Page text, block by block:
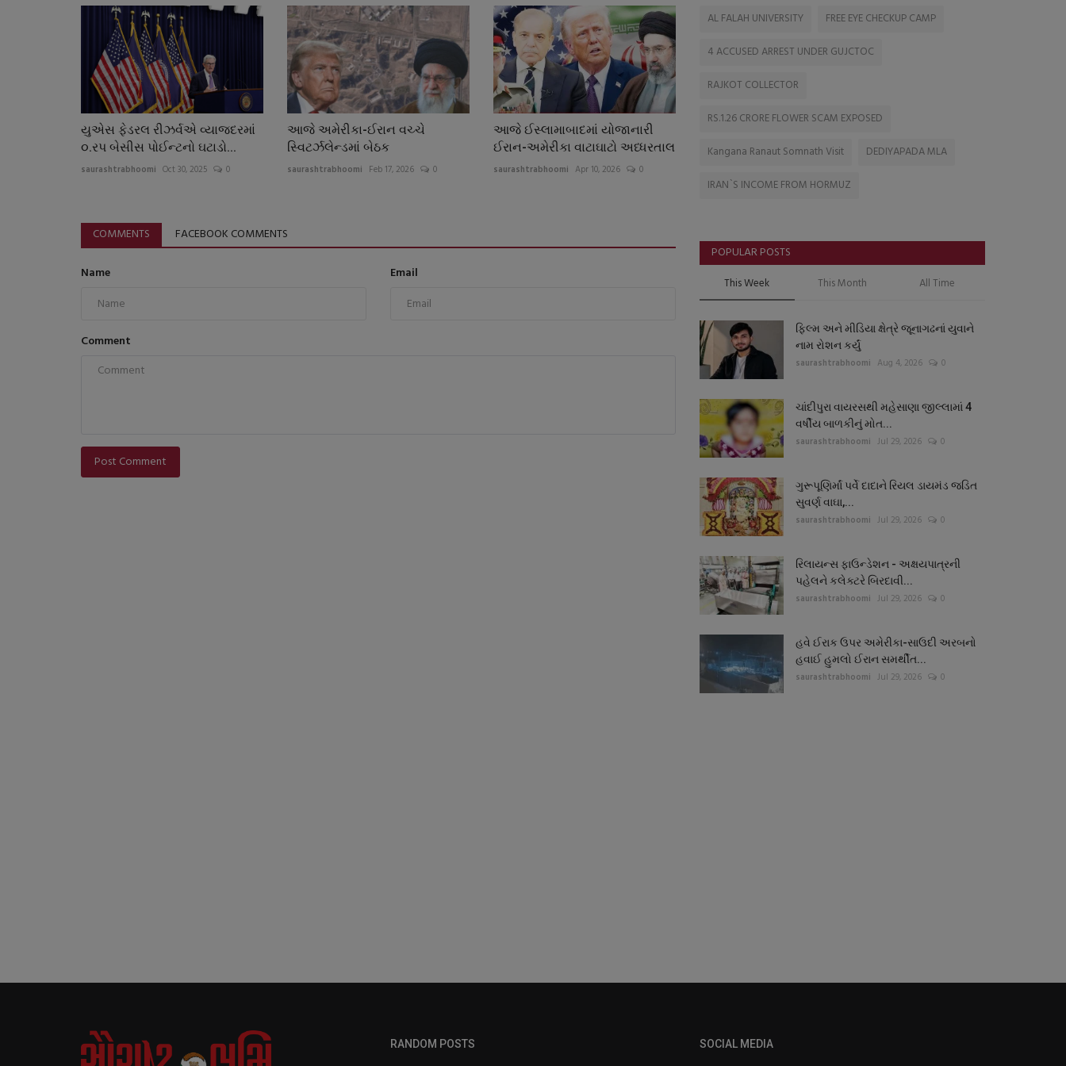
યુએસ ફેડરલ રીઝર્વએ વ્યાજદરમાં
૦.રપ બેસીસ પોઈન્ટનો ઘટાડો...
saurashtrabhoomi Oct 30, 2025 0
આજે અમેરીકા-ઈરાન વચ્ચે
સ્વિટર્ઝલેન્ડમાં બેઠક
saurashtrabhoomi Feb 17, 2026 0
આજે ઈસ્લામાબાદમાં યોજાનારી
ઈરાન-અમેરીકા વાટાઘાટો અધ્ધરતાલ
saurashtrabhoomi Apr 10, 2026 0
COMMENTS FACEBOOK COMMENTS
Name Email
Comment
Post Comment
AL FALAH UNIVERSITY
FREE EYE CHECKUP CAMP
4 ACCUSED ARREST UNDER GUJCTOC
RAJKOT COLLECTOR
RS.1.26 CRORE FLOWER SCAM EXPOSED
Kangana Ranaut Somnath Visit
DEDIYAPADA MLA
IRAN`S INCOME FROM HORMUZ
POPULAR POSTS
This Week This Month All Time
ફિલ્મ અને મીડિયા ક્ષેત્રે જૂનાગઢનાં યુવાને
નામ રોશન કર્યું
saurashtrabhoomi Aug 4, 2026 0
ચાંદીપુરા વાયરસથી મહેસાણા જીલ્લામાં 4
વર્ષીય બાળકીનું મોત...
saurashtrabhoomi Jul 29, 2026 0
ગુરૂપૂણિર્માં પર્વે દાદાને રિયલ ડાયમંડ જડિત
સુવર્ણ વાઘા,...
saurashtrabhoomi Jul 29, 2026 0
રિલાયન્સ ફાઉન્ડેશન - અક્ષયપાત્રની
પહેલને કલેક્ટરે બિરદાવી...
saurashtrabhoomi Jul 29, 2026 0
હવે ઈરાક ઉપર અમેરીકા-સાઉદી અરબનો
હવાઈ હુમલો ઈરાન સમર્થીત...
saurashtrabhoomi Jul 29, 2026 0
RANDOM POSTS SOCIAL MEDIA